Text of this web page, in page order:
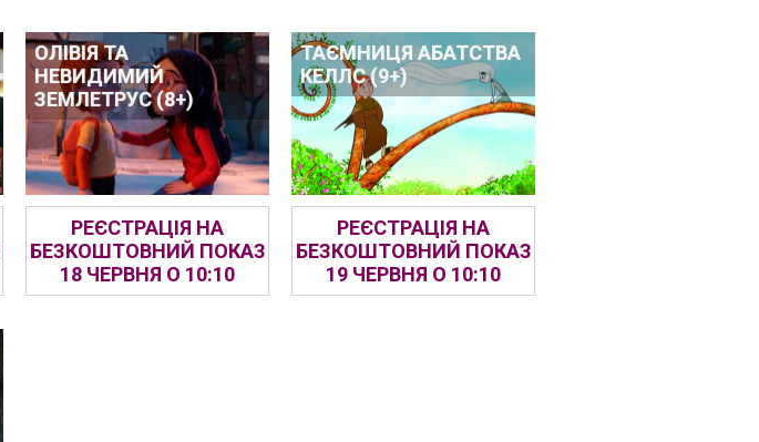
ОЛІВІЯ ТА
НЕВИДИМИЙ
ЗЕМЛЕТРУС (8+)
РЕЄСТРАЦІЯ НА
БЕЗКОШТОВНИЙ ПОКАЗ
18 ЧЕРВНЯ О 10:10
ТАЄМНИЦЯ АБАТСТВА
КЕЛЛС (9+)
РЕЄСТРАЦІЯ НА
БЕЗКОШТОВНИЙ ПОКАЗ
19 ЧЕРВНЯ О 10:10